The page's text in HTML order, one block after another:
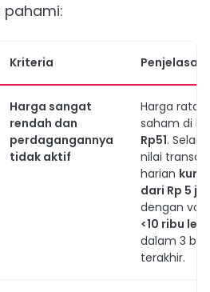
pahami:
Kriteria Penjelasan
Harga sangat
rendah dan
perdagangannya
tidak aktif
Harga rata-
saham di
Rp51. Selain
nilai
harian
dari Rp 5
dengan
<10 ribu
dalam 3
terakhir.